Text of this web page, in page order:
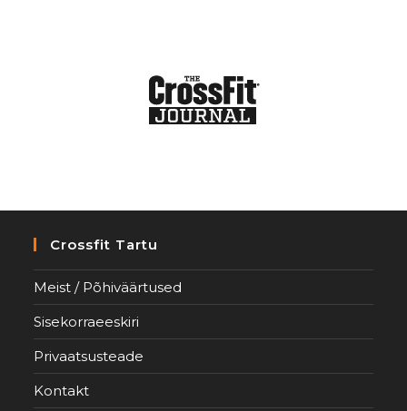
Crossfit Tartu
Meist / Põhiväärtused
Sisekorraeeskiri
Privaatsusteade
Kontakt